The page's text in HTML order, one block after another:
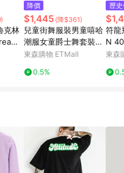
森購物ETMall銷售網
點爭議，請務必於訂單
超過180天(含)以上進
包僅限指定商品使
適用商品與使用條件
克林
克
降價
$1,445 (降$361)
兒童街舞服裝男童嘻哈
潮服女童爵士舞套裝走
秀亮片架子鼓演出服冬
東森購物 ETMall
0.5%
歷
符龍
N
男春
東森